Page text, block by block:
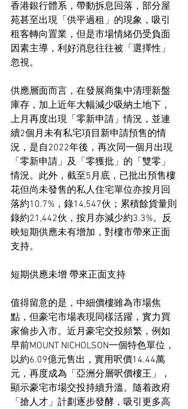
香港銀行體系，帶動拆息回落，部分屋
苑甚至出現「供平過租」的現象，吸引
租客轉向置業，但是市場情緒仍受負面
因素主導，利好消息往往被「選擇性」
忽視。
供應層面而言，在發展商集中清理新盤
庫存，加上近年大幅減少吸納土地下，
上月再度出現「零新申請」情況，並連
續2個月未有私宅項目新申請預售的情
況，是自2022年後，再次同一個月出現
「零新申請」及「零獲批」的「雙零」
情況。此外，截至5月底，已批出預售樓
花但尚未發售的私人住宅單位亦按月回
落約10.7%，錄14,547伙；累積餘貨量則
錄約21,442伙，按月亦減少約3.3%。反
映短期供應未有增加，對樓市帶來正面
支持。
短期供應未增 帶來正面支持
值得留意的是，中細價樓雖為市場焦
點，但豪宅市場表現同樣活躍，實力買
家偷步入市。近月豪宅交投頻繁，例如
早前MOUNT NICHOLSON一個特色單位，
以約6.09億元售出，實用呎價14.44萬
元，再度成為「亞洲分層呎價樓王」，
顯示豪宅市場交投持續升溫。隨着政府
「搶人才」計劃逐步發酵，吸引更多高